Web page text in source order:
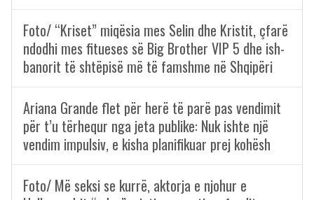
Foto/ “Kriset” miqësia mes Selin dhe Kristit, çfarë
ndodhi mes fitueses së Big Brother VIP 5 dhe ish-
banorit të shtëpisë më të famshme në Shqipëri
Ariana Grande flet për herë të parë pas vendimit
për t’u tërhequr nga jeta publike: Nuk ishte një
vendim impulsiv, e kisha planifikuar prej kohësh
Foto/ Më seksi se kurrë, aktorja e njohur e